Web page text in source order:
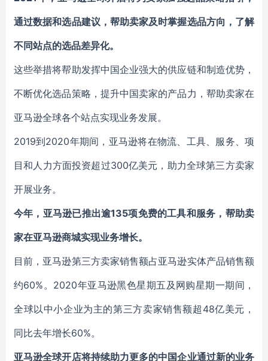
通过数据和选品建议，帮助卖家及时掌握选品方向，了解
不同站点的选品差异化。
这些举措将帮助发挥中国企业强大的供应链和制造优势，
不断优化选品策略，提升中国卖家的产品力，帮助卖家在
亚马逊全球各个站点实现业务发展。
2019到2020年期间，亚马逊将在物流、工具、服务、项
目和人力方面投资超过300亿美元，助力全球第三方卖家
开展业务。
今年，亚马逊已推出逾135项免费的工具和服务，帮助卖
家在亚马逊商城实现业务增长。
目前，亚马逊第三方卖家销售额占亚马逊实体产品销售额
约60%。2020年亚马逊黑色星期五及网购星期一期间，
全球以中小企业为主的第三方卖家销售额超48亿美元，
同比去年增长60%。
亚马逊全球开店将持续助力更多的中国企业通过新的业务